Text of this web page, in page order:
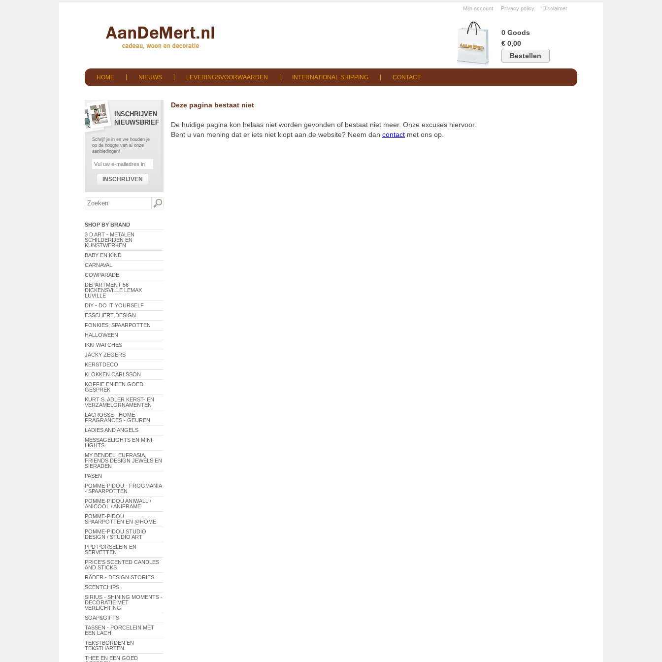
Mijn account Privacy policy Disclaimer
0 Goods
€ 0,00
Bestellen
HOME NIEUWS LEVERINGSVOORWAARDEN INTERNATIONAL SHIPPING CONTACT
INSCHRIJVEN
NIEUWSBRIEF
Schrijf je in en we houden je
op de hoogte van al onze
aanbiedingen!
INSCHRIJVEN
SHOP BY BRAND
3 D ART - METALEN
SCHILDERIJEN EN
KUNSTWERKEN
BABY EN KIND
CARNAVAL
COWPARADE
DEPARTMENT 56
DICKENSVILLE LEMAX
LUVILLE
DIY - DO IT YOURSELF
ESSCHERT DESIGN
FONKIES, SPAARPOTTEN
HALLOWEEN
IKKI WATCHES
JACKY ZEGERS
KERSTDECO
KLOKKEN CARLSSON
KOFFIE EN EEN GOED
GESPREK
KURT S. ADLER KERST- EN
VERZAMELORNAMENTEN
LACROSSE - HOME
FRAGRANCES - GEUREN
LADIES AND ANGELS
MESSAGELIGHTS EN MINI-
LIGHTS
MY BENDEL, EUFRASIA,
FRIENDS DESIGN JEWELS EN
SIERADEN
PASEN
POMME-PIDOU - FROGMANIA
- SPAARPOTTEN
POMME-PIDOU ANIWALL /
ANICOOL / ANIFRAME
POMME-PIDOU
SPAARPOTTEN EN @HOME
POMME-PIDOU STUDIO
DESIGN / STUDIO ART
PPD PORSELEIN EN
SERVETTEN
PRICE'S SCENTED CANDLES
AND STICKS
RÄDER - DESIGN STORIES
SCENTCHIPS
SIRIUS - SHINING MOMENTS -
DECORATIE MET
VERLICHTING
SOAP&GIFTS
TASSEN - PORCELEIN MET
EEN LACH
TEKSTBORDEN EN
TEKSTHARTEN
THEE EN EEN GOED
Deze pagina bestaat niet
De huidige pagina kon helaas niet worden gevonden of bestaat niet meer. Onze excuses hiervoor.
Bent u van mening dat er iets niet klopt aan de website? Neem dan contact met ons op.